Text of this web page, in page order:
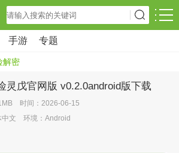
手游 专题
解密
灵戊官网版 v0.2.0android版下载
时间：2026-06-15
中文 环境：Android